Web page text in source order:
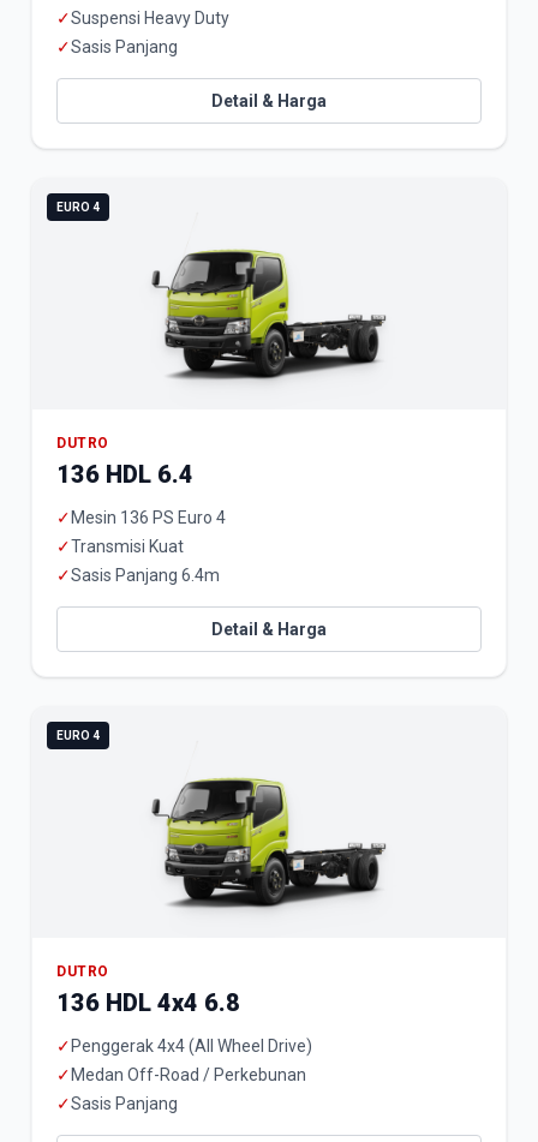
✓Suspensi Heavy Duty
✓Sasis Panjang
Detail & Harga
EURO 4
DUTRO
136 HDL 6.4
✓ Mesin 136 PS Euro 4
✓Transmisi Kuat
✓Sasis Panjang 6.4m
Detail & Harga
EURO 4
DUTRO
136 HDL 4x4 6.8
✓ Penggerak 4x4 (All Wheel Drive)
✓ Medan Off-Road / Perkebunan
✓Sasis Panjang